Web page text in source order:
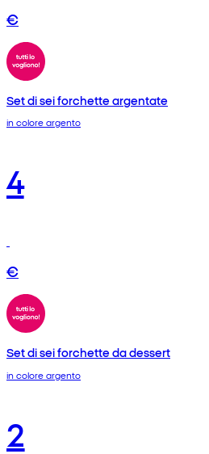
€
Set di sei forchette argentate
in colore argento
4
€
Set di sei forchette da dessert
in colore argento
2